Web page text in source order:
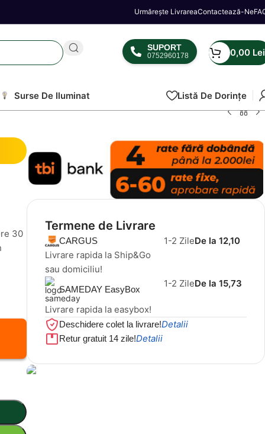
Urmărește LivrareaContactează-Ne
SUPORT
0752960178 0,00 Lei
Surse De Iluminat
Listă De Dorințe
30
Termene de Livrare
CARGUS
Livrare rapida la Ship&Go
sau domiciliu!
1-2 ZileDe la 12,10
SAMEDAY EasyBox
Livrare rapida la easybox!
1-2 ZileDe la 15,73
Deschidere colet la livrare!Detalii
Retur gratuit 14 zile!Detalii